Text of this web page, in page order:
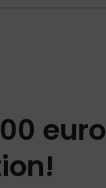
euro